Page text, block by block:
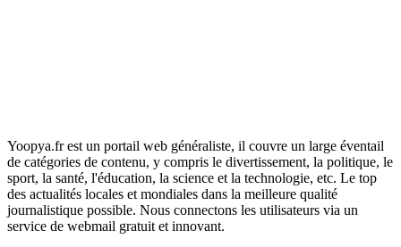
Yoopya.fr est un portail web généraliste, il couvre un large éventail
de catégories de contenu, y compris le divertissement, la politique, le
sport, la santé, l'éducation, la science et la technologie, etc. Le top
des actualités locales et mondiales dans la meilleure qualité
journalistique possible. Nous connectons les utilisateurs via un
service de webmail gratuit et innovant.